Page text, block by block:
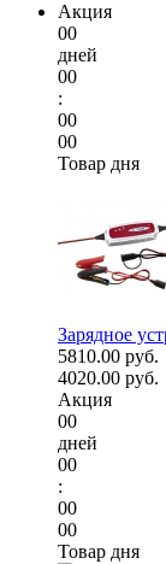
Акция
00
дней
00
:
00
00
Товар дня
Зарядное
5810.00 руб.
4020.00 руб.
Акция
00
дней
00
:
00
00
Товар дня